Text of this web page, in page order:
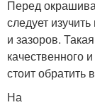
Перед
следует
и зазоров.
качественного
стоит
На